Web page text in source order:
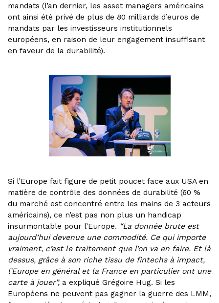
mandats (l’an dernier, les asset managers américains
ont ainsi été privé de plus de 80 milliards d’euros de
mandats par les investisseurs institutionnels
européens, en raison de leur engagement insuffisant
en faveur de la durabilité).
Si l’Europe fait figure de petit poucet face aux USA en
matière de contrôle des données de durabilité (60 %
du marché est concentré entre les mains de 3 acteurs
américains), ce n’est pas non plus un handicap
insurmontable pour l’Europe. “La donnée brute est
aujourd’hui devenue une commodité. Ce qui importe
vraiment, c’est le traitement que l’on va en faire. Et là
dessus, grâce à son riche tissu de fintechs à impact,
l’Europe en général et la France en particulier ont une
carte à jouer”,a expliqué Grégoire Hug. Si les
Européens ne peuvent pas gagner la guerre des LMM,